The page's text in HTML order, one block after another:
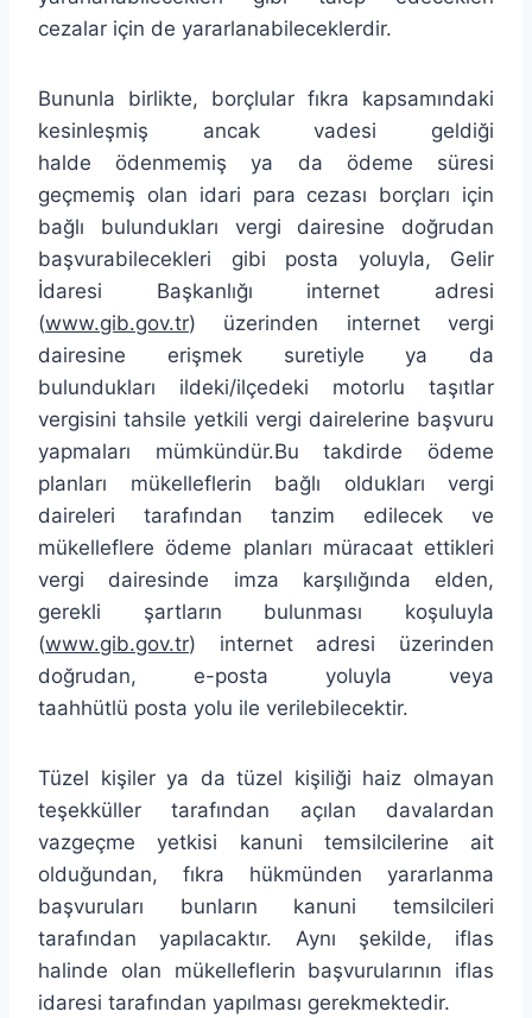
cezalar için de yararlanabileceklerdir.
Bununla birlikte, borçlular fıkra kapsamındaki
kesinleşmiş ancak vadesi geldiği
halde ödenmemiş ya da ödeme süresi
geçmemiş olan idari para cezası borçları için
bağlı bulundukları vergi dairesine doğrudan
başvurabilecekleri gibi posta yoluyla, Gelir
İdaresi Başkanlığı internet adresi
(www.gib.gov.tr) üzerinden internet vergi
dairesine erişmek suretiyle ya da
bulundukları ildeki/ilçedeki motorlu taşıtlar
vergisini tahsile yetkili vergi dairelerine başvuru
yapmaları mümkündür.Bu takdirde ödeme
planları mükelleflerin bağlı oldukları vergi
daireleri tarafından tanzim edilecek ve
mükelleflere ödeme planları müracaat ettikleri
vergi dairesinde imza karşılığında elden,
gerekli şartların bulunması koşuluyla
(www.gib.gov.tr) internet adresi üzerinden
doğrudan, e-posta yoluyla veya
taahhütlü posta yolu ile verilebilecektir.
Tüzel kişiler ya da tüzel kişiliği haiz olmayan
teşekküller tarafından açılan davalardan
vazgeçme yetkisi kanuni temsilcilerine ait
olduğundan, fıkra hükmünden yararlanma
başvuruları bunların kanuni temsilcileri
tarafından yapılacaktır. Aynı şekilde, iflas
halinde olan mükelleflerin başvurularının iflas
idaresi tarafından yapılması gerekmektedir.